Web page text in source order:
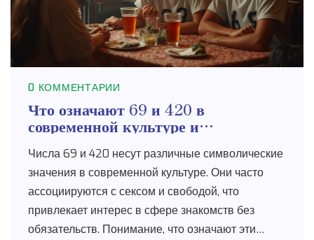
0 КОММЕНТАРИИ
Что означают 69 и 420 в
современной культуре и
Числа 69 и 420 несут различные символические
значения в современной культуре. Они часто
ассоциируются с сексом и свободой, что
привлекает интерес в сфере знакомств без
обязательств. Понимание, что означают эти